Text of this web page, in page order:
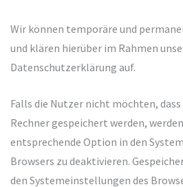
Wir können temporäre und
und klären hierüber im Rahmen
Datenschutzerklärung auf.
Falls die Nutzer nicht möchten,
Rechner gespeichert werden,
entsprechende Option in den
Browsers zu deaktivieren.
den Systemeinstellungen des